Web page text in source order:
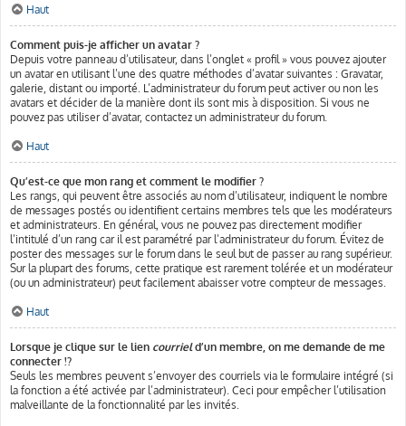
Haut
Comment puis-je afficher un avatar ?
Depuis votre panneau d’utilisateur, dans l’onglet « profil » vous pouvez ajouter
un avatar en utilisant l’une des quatre méthodes d’avatar suivantes : Gravatar,
galerie, distant ou importé. L’administrateur du forum peut activer ou non les
avatars et décider de la manière dont ils sont mis à disposition. Si vous ne
pouvez pas utiliser d’avatar, contactez un administrateur du forum.
Haut
Qu’est-ce que mon rang et comment le modifier ?
Les rangs, qui peuvent être associés au nom d’utilisateur, indiquent le nombre
de messages postés ou identifient certains membres tels que les modérateurs
et administrateurs. En général, vous ne pouvez pas directement modifier
l’intitulé d’un rang car il est paramétré par l’administrateur du forum. Évitez de
poster des messages sur le forum dans le seul but de passer au rang supérieur.
Sur la plupart des forums, cette pratique est rarement tolérée et un modérateur
(ou un administrateur) peut facilement abaisser votre compteur de messages.
Haut
Lorsque je clique sur le lien courrield’un membre, on me demande de me
connecter !?
Seuls les membres peuvent s’envoyer des courriels via le formulaire intégré (si
la fonction a été activée par l’administrateur). Ceci pour empêcher l’utilisation
malveillante de la fonctionnalité par les invités.